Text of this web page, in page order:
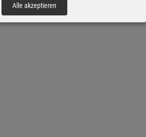
Alle akzeptieren